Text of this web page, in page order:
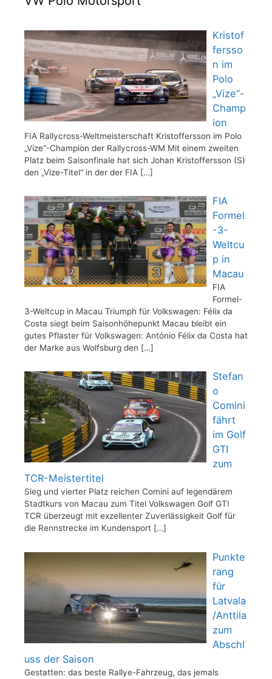
Kristof
fersso
n im
Polo
„Vize“-
Champ
ion
FIA Rallycross-Weltmeisterschaft Kristoffersson im Polo
„Vize“-Champion der Rallycross-WM Mit einem zweiten
Platz beim Saisonfinale hat sich Johan Kristoffersson (S)
den „Vize-Titel“ in der der FIA […]
FIA
Formel
-3-
Weltcu
p in
Macau
FIA
Formel-
3-Weltcup in Macau Triumph für Volkswagen: Félix da
Costa siegt beim Saisonhöhepunkt Macau bleibt ein
gutes Pflaster für Volkswagen: António Félix da Costa hat
der Marke aus Wolfsburg den […]
Stefan
o
Comini
fährt
im Golf
GTI
zum
TCR-Meistertitel
Sieg und vierter Platz reichen Comini auf legendärem
Stadtkurs von Macau zum Titel Volkswagen Golf GTI
TCR überzeugt mit exzellenter Zuverlässigkeit Golf für
die Rennstrecke im Kundensport […]
Punkte
rang
für
Latvala
/Anttila
zum
Abschl
uss der Saison
Gestatten: das beste Rallye-Fahrzeug, das jemals